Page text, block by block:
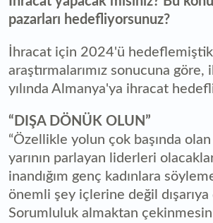
pazarları hedefliyorsunuz?
İhracat için 2024'ü
araştırmalarımız sonucuna
yılında Almanya'ya ihracat
“DIŞA DÖNÜK OLUN”
“Özellikle yolun çok başında
yarının parlayan liderleri
inandığım genç kadınlara
önemli şey içlerine değil
Sorumluluk almaktan